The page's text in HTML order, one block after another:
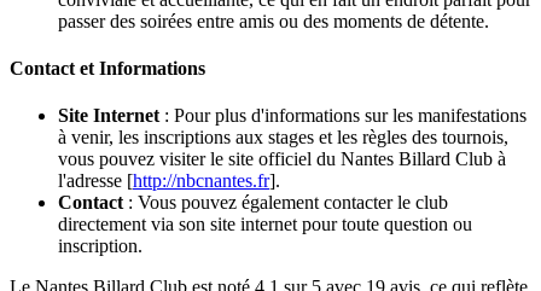
passer des soirées entre amis ou des moments de détente.
Contact et Informations
Site Internet: Pour plus d'informations sur les manifestations
à venir, les inscriptions aux stages et les règles des tournois,
vous pouvez visiter le site officiel du Nantes Billard Club à
l'adresse [http://nbcnantes.fr].
Contact: Vous pouvez également contacter le club
directement via son site internet pour toute question ou
inscription.